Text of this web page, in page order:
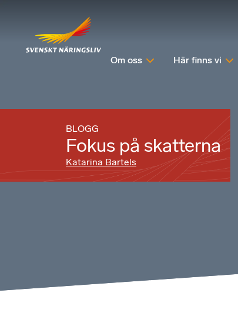
Om oss Här finns vi
BLOGG
Fokus på skatterna
Katarina Bartels